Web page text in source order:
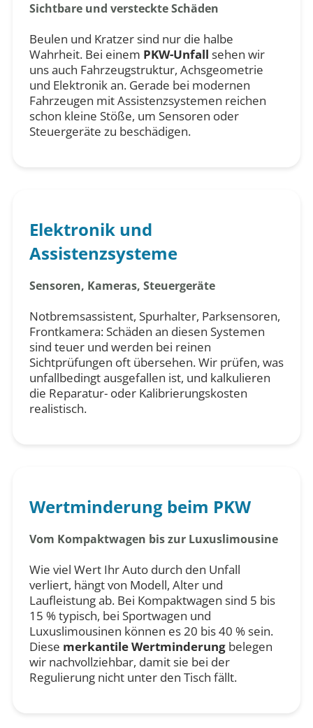
Sichtbare und versteckte Schäden
Beulen und Kratzer sind nur die halbe
Wahrheit. Bei einem PKW-Unfall sehen wir
uns auch Fahrzeugstruktur, Achsgeometrie
und Elektronik an. Gerade bei modernen
Fahrzeugen mit Assistenzsystemen reichen
schon kleine Stöße, um Sensoren oder
Steuergeräte zu beschädigen.
Elektronik und
Assistenzsysteme
Sensoren, Kameras, Steuergeräte
Notbremsassistent, Spurhalter, Parksensoren,
Frontkamera: Schäden an diesen Systemen
sind teuer und werden bei reinen
Sichtprüfungen oft übersehen. Wir prüfen, was
unfallbedingt ausgefallen ist, und kalkulieren
die Reparatur- oder Kalibrierungskosten
realistisch.
Wertminderung beim PKW
Vom Kompaktwagen bis zur Luxuslimousine
Wie viel Wert Ihr Auto durch den Unfall
verliert, hängt von Modell, Alter und
Laufleistung ab. Bei Kompaktwagen sind 5 bis
15 % typisch, bei Sportwagen und
Luxuslimousinen können es 20 bis 40 % sein.
Diese merkantile Wertminderungbelegen
wir nachvollziehbar, damit sie bei der
Regulierung nicht unter den Tisch fällt.